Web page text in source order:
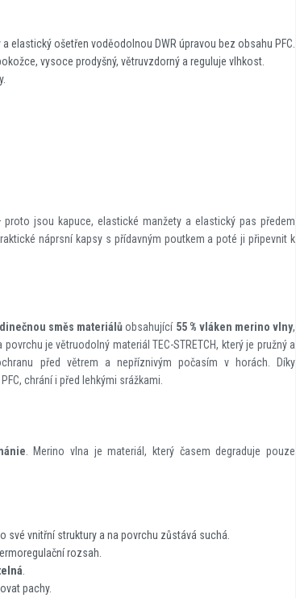
elastický ošetřen voděodolnou DWR úpravou bez obsahu PFC.
vysoce prodyšný, větruvzdorný a reguluje vlhkost.
jsou kapuce, elastické manžety a elastický pas předem
náprsní kapsy s přídavným poutkem a poté ji připevnit k
směs materiálůobsahující 55 % vláken merino vlny,
povrchu je větruodolný materiál TEC-STRETCH, který je pružný a
před větrem a nepříznivým počasím v horách. Díky
chrání i před lehkými srážkami.
. Merino vlna je materiál, který časem degraduje pouze
své vnitřní struktury a na povrchu zůstává suchá.
rozsah.
pachy.